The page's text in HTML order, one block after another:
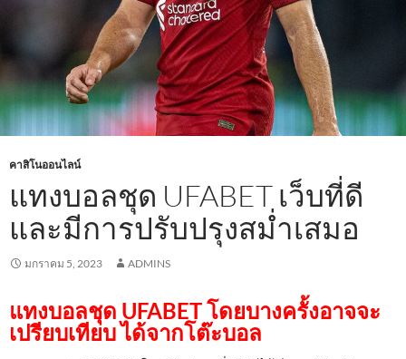
คาสิโนออนไลน์
แทงบอลชุด UFABET เว็บที่ดี
และมีการปรับปรุงสม่ำเสมอ
มกราคม 5, 2023 ADMINS
แทงบอลชุด UFABET โดยบางครั้งอาจจะ
เปรียบเทียบ ได้จากโต๊ะบอล